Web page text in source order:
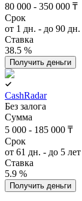
80 000 - 350 000 ₸
Срок
от 1 дн. - до 90 дн.
Ставка
38.5 %
Получить деньги
CashRadar
Без залога
Сумма
5 000 - 185 000 ₸
Срок
от 61 дн. - до 5 лет
Ставка
5.9 %
Получить деньги